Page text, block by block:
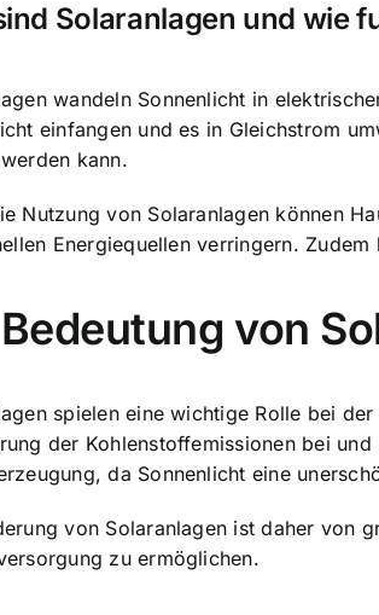
Solaranlagen und wie
wandeln Sonnenlicht in
einfangen und es in Gleichstrom
kann.
Nutzung von Solaranlagen können
Energiequellen verringern.
von
spielen eine wichtige Rolle bei
der Kohlenstoffemissionen bei
da Sonnenlicht eine
von Solaranlagen ist daher von
zu ermöglichen.